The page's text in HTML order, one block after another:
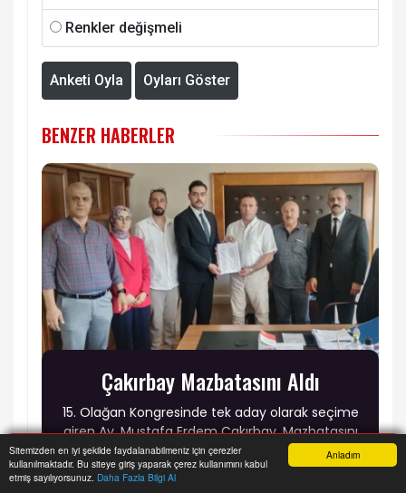
Anladım
Sitemizden en iyi şekilde faydalanabilmeniz için çerezler
kullanılmaktadır. Bu siteye giriş yaparak çerez kullanımını kabul
etmiş sayılıyorsunuz. Daha Fazla Bilgi Al
Renkler değişmeli
Anketi Oyla Oyları Göster
BENZER HABERLER
Çakırbay Mazbatasını Aldı
15. Olağan Kongresinde tek aday olarak seçime
giren Av. Mustafa Erdem Çakırbay, Mazbatasını
aldı.
Anasayfa Yazarlar Haber Ara İhbar Hattı Menu